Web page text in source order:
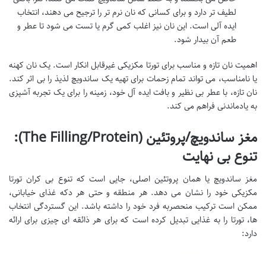
لطیف تر دارد و برای کسانی که نان نرم تر را ترجیح می دهند، انتخاب
ایده آلی است. این نان نیز اغلب کمی گرم یا تست می شود تا عطر و
طعم آن بیدار شود.
اهمیت نان تازه و مناسب برای تورتا مکزیکی غیرقابل انکار است. یک نان کهنه
یا نامناسب، می تواند تمام زحمات برای تهیه یک ساندویچ لذیذ را بی اثر کند.
نان تازه، با عطر بی نظیر و بافت ایده آل خود، زمینه را برای یک تجربه آشپزی
به یادماندنی فراهم می کند.
مغز ساندویچ/پروتئین (The Filling/Protein):
تنوع بی نهایت
مغز ساندویچ یا همان پروتئین اصلی، جایی است که تنوع بی کران تورتا
مکزیکی خود را نشان می دهد. هر منطقه و حتی هر دکه غذای خیابانی،
ممکن است ترکیب منحصربه فرد خود را داشته باشد. این گستردگی انتخاب
ها، تورتا را به غذایی تبدیل کرده است که برای هر ذائقه ای چیزی برای ارائه
دارد: